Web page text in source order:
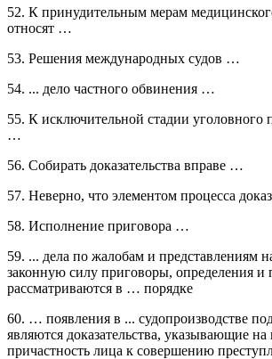
52. К принудительным мерам
относят …
53. Решения международных судов …
54. ... дело частного обвинения …
55. К исключительной стадии уголовного
…
56. Собирать доказательства вправе …
57. Неверно, что элементом процесса
58. Исполнение приговора …
59. ... дела по жалобам и представлениям
законную силу приговоры, определения и
рассматриваются в … порядке
60. … появления в ... судопроизводстве
являются доказательства, указывающие
причастность лица к совершению